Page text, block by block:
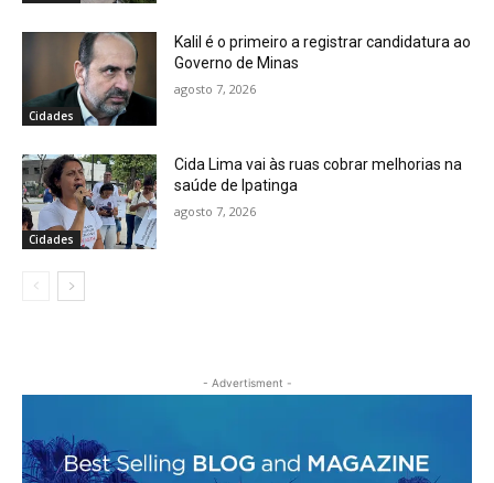
Cidades
Kalil é o primeiro a registrar candidatura ao
Governo de Minas
agosto 7, 2026
Cidades
Cida Lima vai às ruas cobrar melhorias na
saúde de Ipatinga
agosto 7, 2026
- Advertisment -